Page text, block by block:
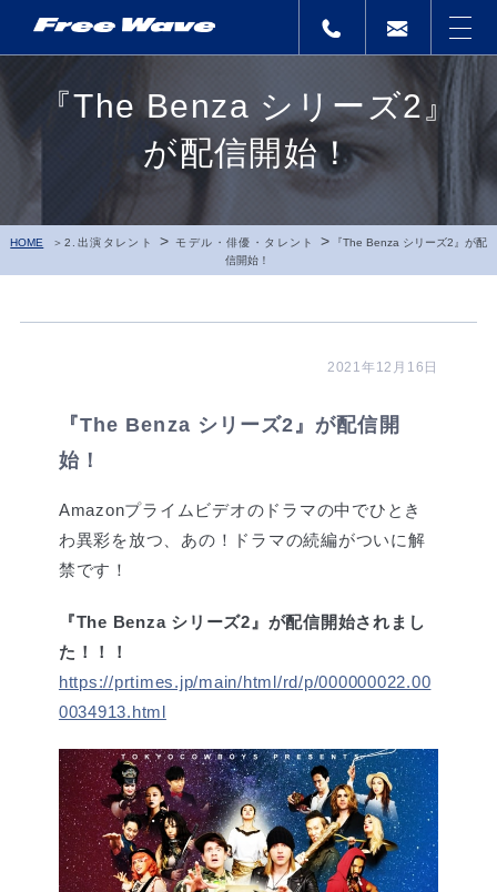
『The Benza シリーズ2』
が配信開始！
HOME 2.出演タレント >モデル・俳優・タレント >
『The Benza シリーズ2』が配
信開始！
2021年12月16日
『The Benza シリーズ2』が配信開
始！
Amazonプライムビデオのドラマの中でひとき
わ異彩を放つ、あの！ドラマの続編がついに解
禁です！
『The Benza シリーズ2』が配信開始されまし
た！！！
https://prtimes.jp/main/html/rd/p/000000022.00
0034913.html